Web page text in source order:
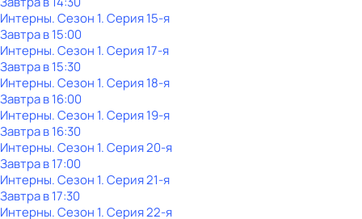
Интерны. Сезон 1. Серия 15-я
Завтра в 15:00
Интерны. Сезон 1. Серия 17-я
Завтра в 15:30
Интерны. Сезон 1. Серия 18-я
Завтра в 16:00
Интерны. Сезон 1. Серия 19-я
Завтра в 16:30
Интерны. Сезон 1. Серия 20-я
Завтра в 17:00
Интерны. Сезон 1. Серия 21-я
Завтра в 17:30
Интерны. Сезон 1. Серия 22-я